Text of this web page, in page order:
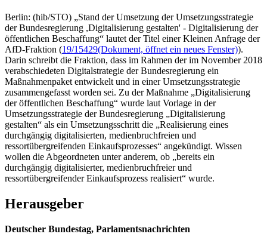
Berlin: (hib/STO) „Stand der Umsetzung der Umsetzungsstrategie
der Bundesregierung ,Digitalisierung gestalten' - Digitalisierung der
öffentlichen Beschaffung“ lautet der Titel einer Kleinen Anfrage der
AfD-Fraktion (19/15429(Dokument, öffnet ein neues Fenster)).
Darin schreibt die Fraktion, dass im Rahmen der im November 2018
verabschiedeten Digitalstrategie der Bundesregierung ein
Maßnahmenpaket entwickelt und in einer Umsetzungsstrategie
zusammengefasst worden sei. Zu der Maßnahme „Digitalisierung
der öffentlichen Beschaffung“ wurde laut Vorlage in der
Umsetzungsstrategie der Bundesregierung „Digitalisierung
gestalten“ als ein Umsetzungsschritt die „Realisierung eines
durchgängig digitalisierten, medienbruchfreien und
ressortübergreifenden Einkaufsprozesses“ angekündigt. Wissen
wollen die Abgeordneten unter anderem, ob „bereits ein
durchgängig digitalisierter, medienbruchfreier und
ressortübergreifender Einkaufsprozess realisiert“ wurde.
Herausgeber
Deutscher Bundestag, Parlamentsnachrichten